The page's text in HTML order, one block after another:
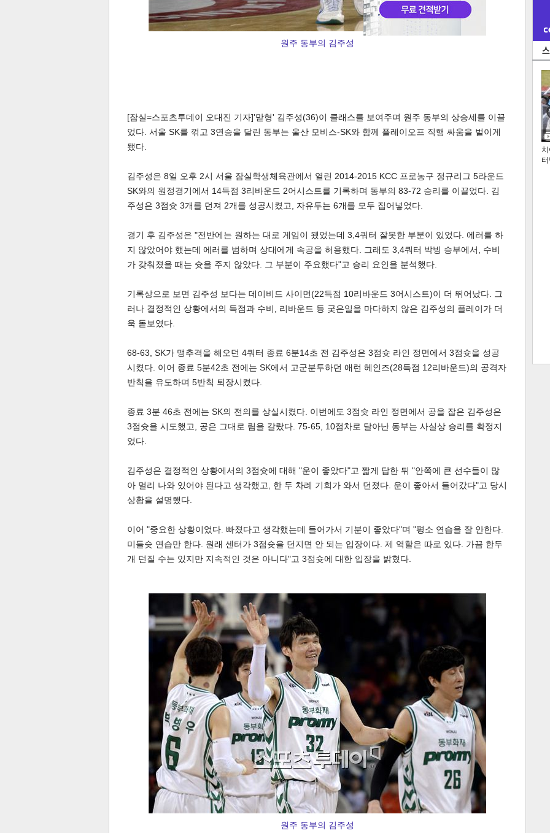
스북 터 공 공유
달기
원주 동부의 김주성
[잠실=스포츠투데이 오대진 기자]'맏형' 김주성(36)이 클래스를 보여주며 원주 동부의 상승세를 이끌
었다. 서울 SK를 꺾고 3연승을 달린 동부는 울산 모비스-SK와 함께 플레이오프 직행 싸움을 벌이게
됐다.
김주성은 8일 오후 2시 서울 잠실학생체육관에서 열린 2014-2015 KCC 프로농구 정규리그 5라운드
SK와의 원정경기에서 14득점 3리바운드 2어시스트를 기록하며 동부의 83-72 승리를 이끌었다. 김
주성은 3점슛 3개를 던져 2개를 성공시켰고, 자유투는 6개를 모두 집어넣었다.
경기 후 김주성은 "전반에는 원하는 대로 게임이 됐었는데 3,4쿼터 잘못한 부분이 있었다. 에러를 하
지 않았어야 했는데 에러를 범하며 상대에게 속공을 허용했다. 그래도 3,4쿼터 박빙 승부에서, 수비
가 갖춰졌을 때는 슛을 주지 않았다. 그 부분이 주요했다"고 승리 요인을 분석했다.
기록상으로 보면 김주성 보다는 데이비드 사이먼(22득점 10리바운드 3어시스트)이 더 뛰어났다. 그
러나 결정적인 상황에서의 득점과 수비, 리바운드 등 궂은일을 마다하지 않은 김주성의 플레이가 더
욱 돋보였다.
68-63, SK가 맹추격을 해오던 4쿼터 종료 6분14초 전 김주성은 3점슛 라인 정면에서 3점슛을 성공
시켰다. 이어 종료 5분42초 전에는 SK에서 고군분투하던 애런 헤인즈(28득점 12리바운드)의 공격자
반칙을 유도하며 5반칙 퇴장시켰다.
종료 3분 46초 전에는 SK의 전의를 상실시켰다. 이번에도 3점슛 라인 정면에서 공을 잡은 김주성은
3점슛을 시도했고, 공은 그대로 림을 갈랐다. 75-65, 10점차로 달아난 동부는 사실상 승리를 확정지
었다.
김주성은 결정적인 상황에서의 3점슛에 대해 "운이 좋았다"고 짧게 답한 뒤 "안쪽에 큰 선수들이 많
아 멀리 나와 있어야 된다고 생각했고, 한 두 차례 기회가 와서 던졌다. 운이 좋아서 들어갔다"고 당시
상황을 설명했다.
이어 "중요한 상황이었다. 빠졌다고 생각했는데 들어가서 기분이 좋았다"며 "평소 연습을 잘 안한다.
미들슛 연습만 한다. 원래 센터가 3점슛을 던지면 안 되는 입장이다. 제 역할은 따로 있다. 가끔 한두
개 던질 수는 있지만 지속적인 것은 아니다"고 3점슛에 대한 입장을 밝혔다.
원주 동부의 김주성